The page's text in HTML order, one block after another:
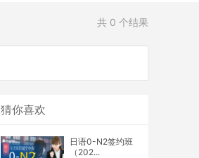
共 0 个结果
猜你喜欢
日语0-N2签约班
（202...